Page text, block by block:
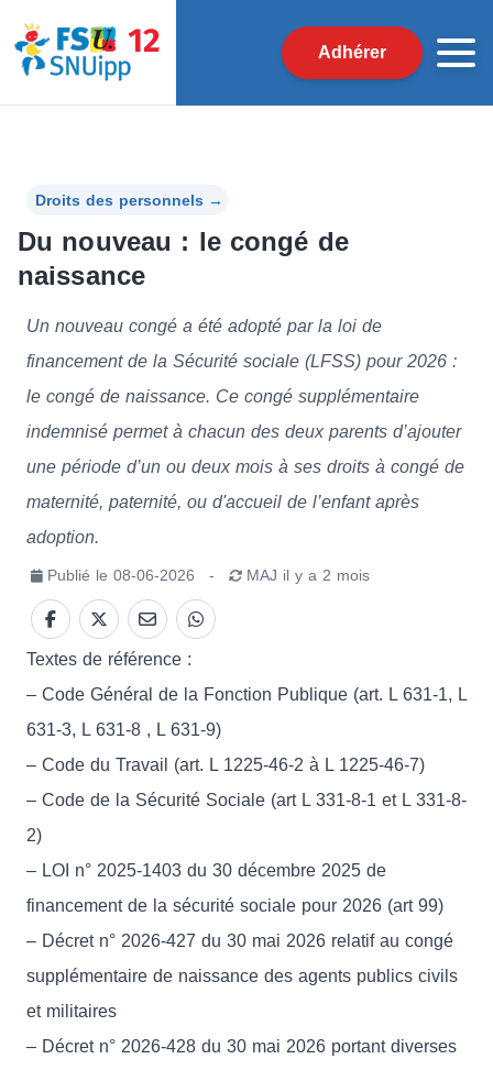
Adhérer
Droits des personnels →
Du nouveau : le congé de
naissance
Un nouveau congé a été adopté par la loi de
financement de la Sécurité sociale (LFSS) pour 2026 :
le congé de naissance. Ce congé supplémentaire
indemnisé permet à chacun des deux parents d’ajouter
une période d’un ou deux mois à ses droits à congé de
maternité, paternité, ou d'accueil de l’enfant après
adoption.
Publié le 08-06-2026 - MAJ il y a 2 mois
Textes de référence :
– Code Général de la Fonction Publique (art. L 631-1, L
631-3, L 631-8 , L 631-9)
– Code du Travail (art. L 1225-46-2 à L 1225-46-7)
– Code de la Sécurité Sociale (art L 331-8-1 et L 331-8-
2)
– LOI n° 2025-1403 du 30 décembre 2025 de
financement de la sécurité sociale pour 2026 (art 99)
– Décret n° 2026-427 du 30 mai 2026 relatif au congé
supplémentaire de naissance des agents publics civils
et militaires
– Décret n° 2026-428 du 30 mai 2026 portant diverses